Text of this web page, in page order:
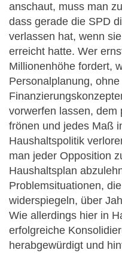
anschaut, muss man
dass gerade die SPD
verlassen hat, wenn
erreicht hatte. Wer
Millionenhöhe fordert,
Personalplanung,
vorwerfen lassen, dem
frönen und jedes Maß
Haushaltspolitik
man jeder Opposition
Haushaltsplan
Problemsituationen,
widerspiegeln, über
Wie allerdings hier in
erfolgreiche
herabgewürdigt und